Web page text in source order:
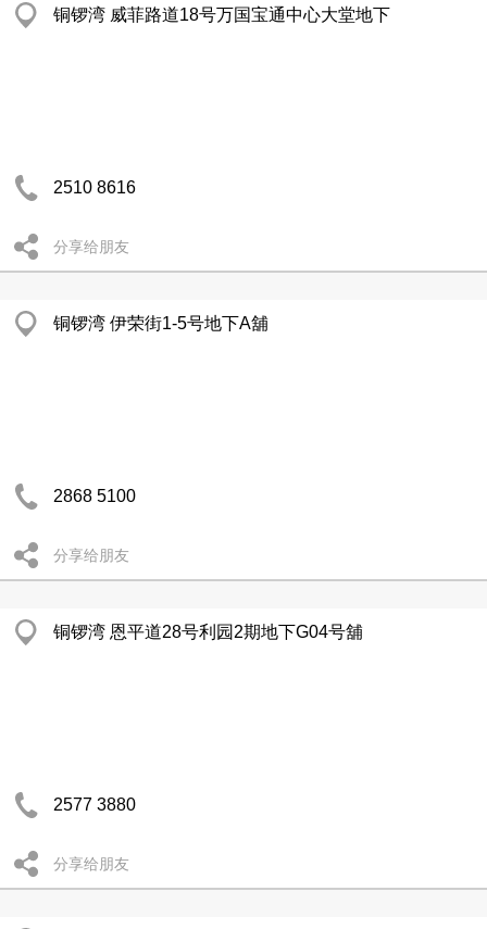
铜锣湾 威菲路道18号万国宝通中心大堂地下
2510 8616
分享给朋友
铜锣湾 伊荣街1-5号地下A舖
2868 5100
分享给朋友
铜锣湾 恩平道28号利园2期地下G04号舖
2577 3880
分享给朋友